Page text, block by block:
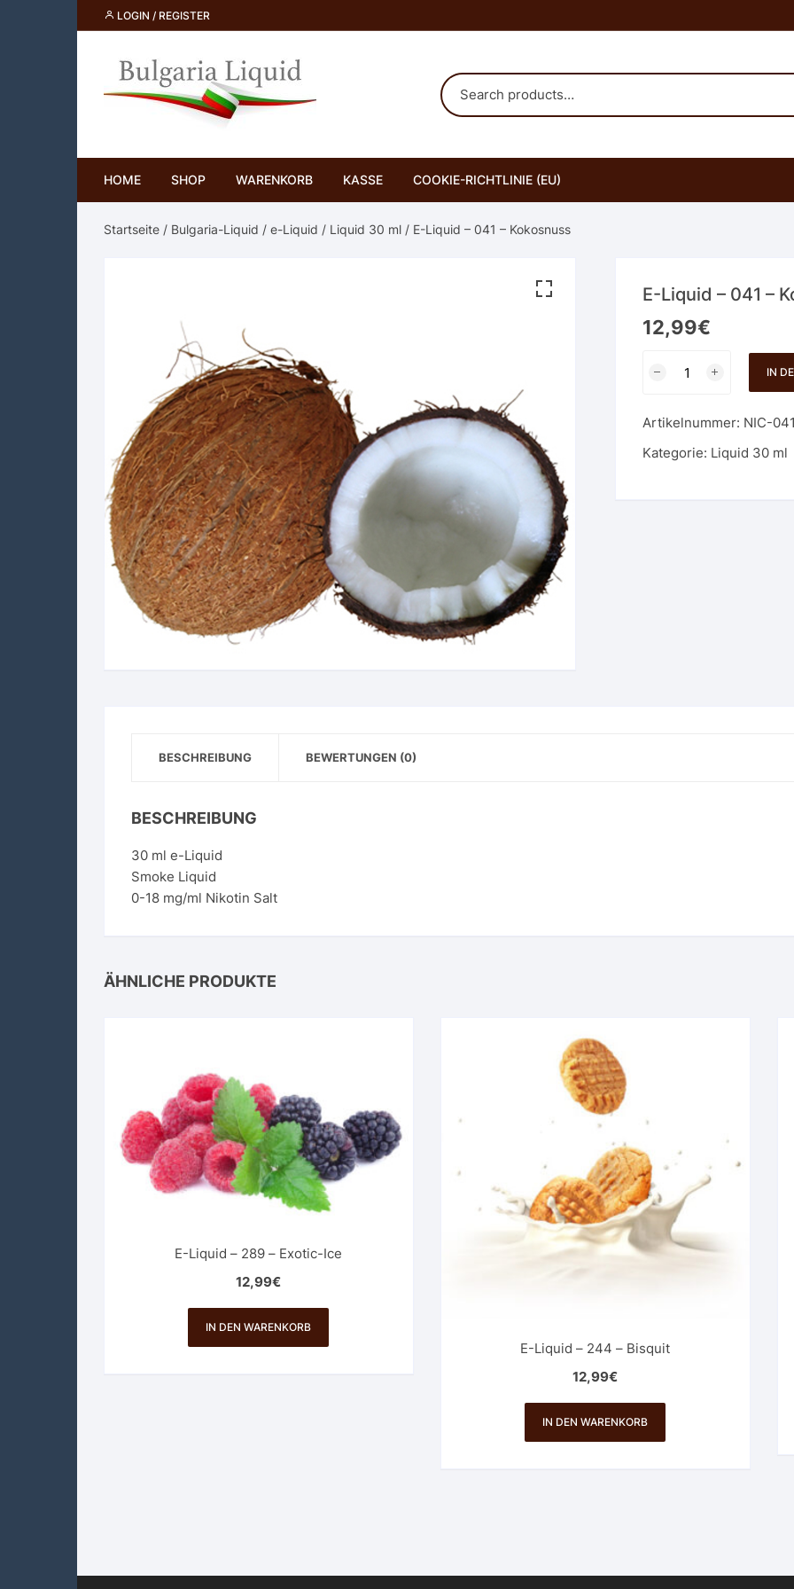
to
LOGIN / REGISTER
HOME SHOP WARENKORB KASSE COOKIE-RICHTLINIE (EU)
Startseite / Bulgaria-Liquid / e-Liquid / Liquid 30 ml / E-Liquid – 041 – Kokosnuss
E-Liquid – 041 –
12,99€
041
-
Kokosnuss
IN
Artikelnummer: NIC-
Kategorie: Liquid 30 ml
BESCHREIBUNG BEWERTUNGEN (0)
BESCHREIBUNG
30 ml e-Liquid
Smoke Liquid
0-18 mg/ml Nikotin Salt
ÄHNLICHE PRODUKTE
E-Liquid – 289 – Exotic-Ice
12,99€
IN DEN WARENKORB
E-Liquid – 244 – Bisquit
12,99€
IN DEN WARENKORB